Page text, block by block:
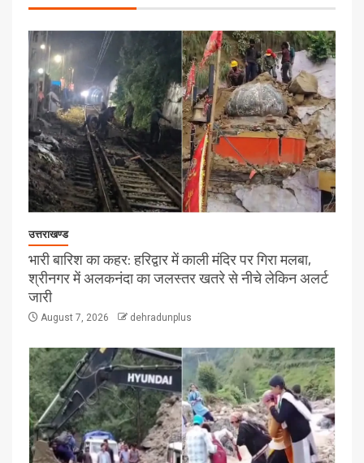
उत्तराखण्ड
भारी बारिश का कहर: हरिद्वार में काली मंदिर पर गिरा मलबा,
श्रीनगर में अलकनंदा का जलस्तर खतरे से नीचे लेकिन अलर्ट
जारी
August 7, 2026 dehradunplus